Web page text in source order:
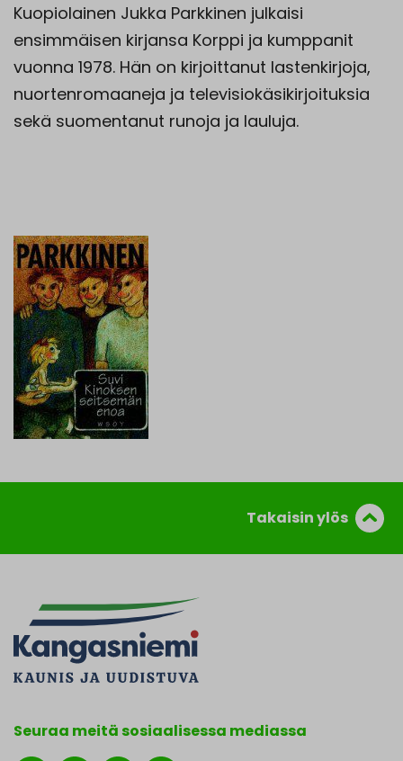
Kuopiolainen Jukka Parkkinen julkaisi
ensimmäisen kirjansa Korppi ja kumppanit
vuonna 1978. Hän on kirjoittanut lastenkirjoja,
nuortenromaaneja ja televisiokäsikirjoituksia
sekä suomentanut runoja ja lauluja.
Takaisin ylös
Seuraa meitä sosiaalisessa mediassa